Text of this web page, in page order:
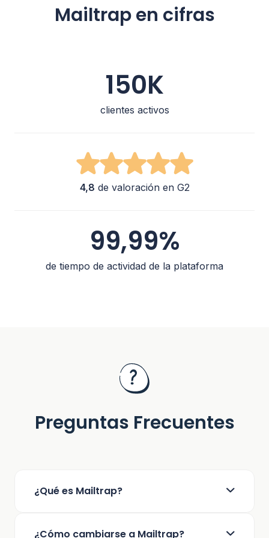
Mailtrap en cifras
150K
clientes activos
4,8 de valoración en G2
99,99%
de tiempo de actividad de la plataforma
Preguntas Frecuentes
¿Qué es Mailtrap?
diseñada para empresas y equipos de producto
¿Cómo cambiarse a Mailtrap?